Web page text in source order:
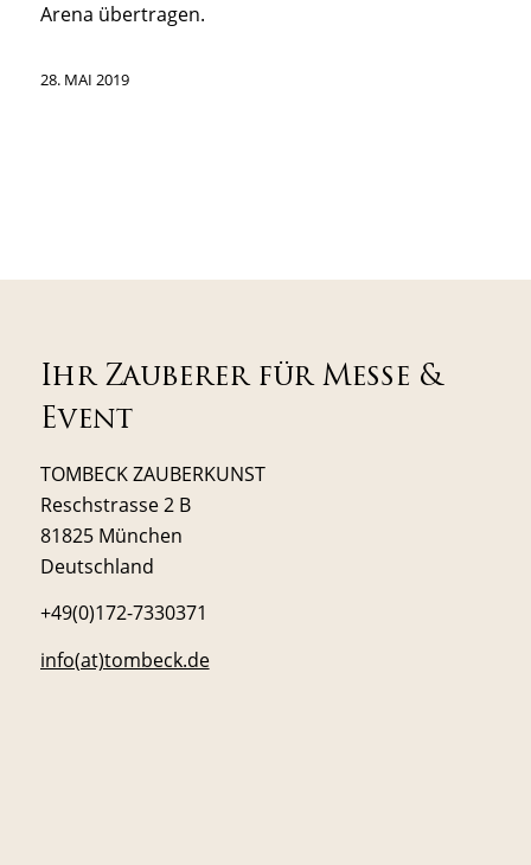
Arena übertragen.
28. MAI 2019
Ihr Zauberer für Messe &
Event
TOMBECK ZAUBERKUNST
Reschstrasse 2 B
81825 München
Deutschland
+49(0)172-7330371
info(at)tombeck.de